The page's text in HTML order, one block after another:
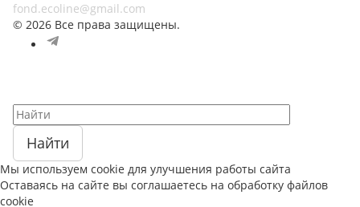
fond.ecoline@gmail.com
© 2026 Все права защищены.
Найти
Мы используем cookie для улучшения работы сайта
Оставаясь на сайте вы соглашаетесь на обработку файлов
cookie